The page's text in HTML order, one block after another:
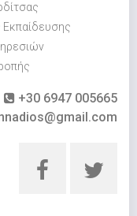
Εκπαίδευσης
+30 6947 005665